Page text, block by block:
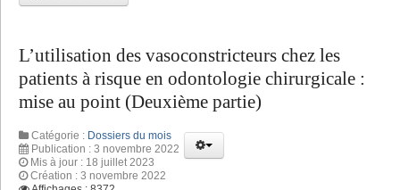
L’utilisation des vasoconstricteurs chez les
patients à risque en odontologie chirurgicale :
mise au point (Deuxième partie)
Catégorie : Dossiers du mois
Publication : 3 novembre 2022
Mis à jour : 18 juillet 2023
Création : 3 novembre 2022